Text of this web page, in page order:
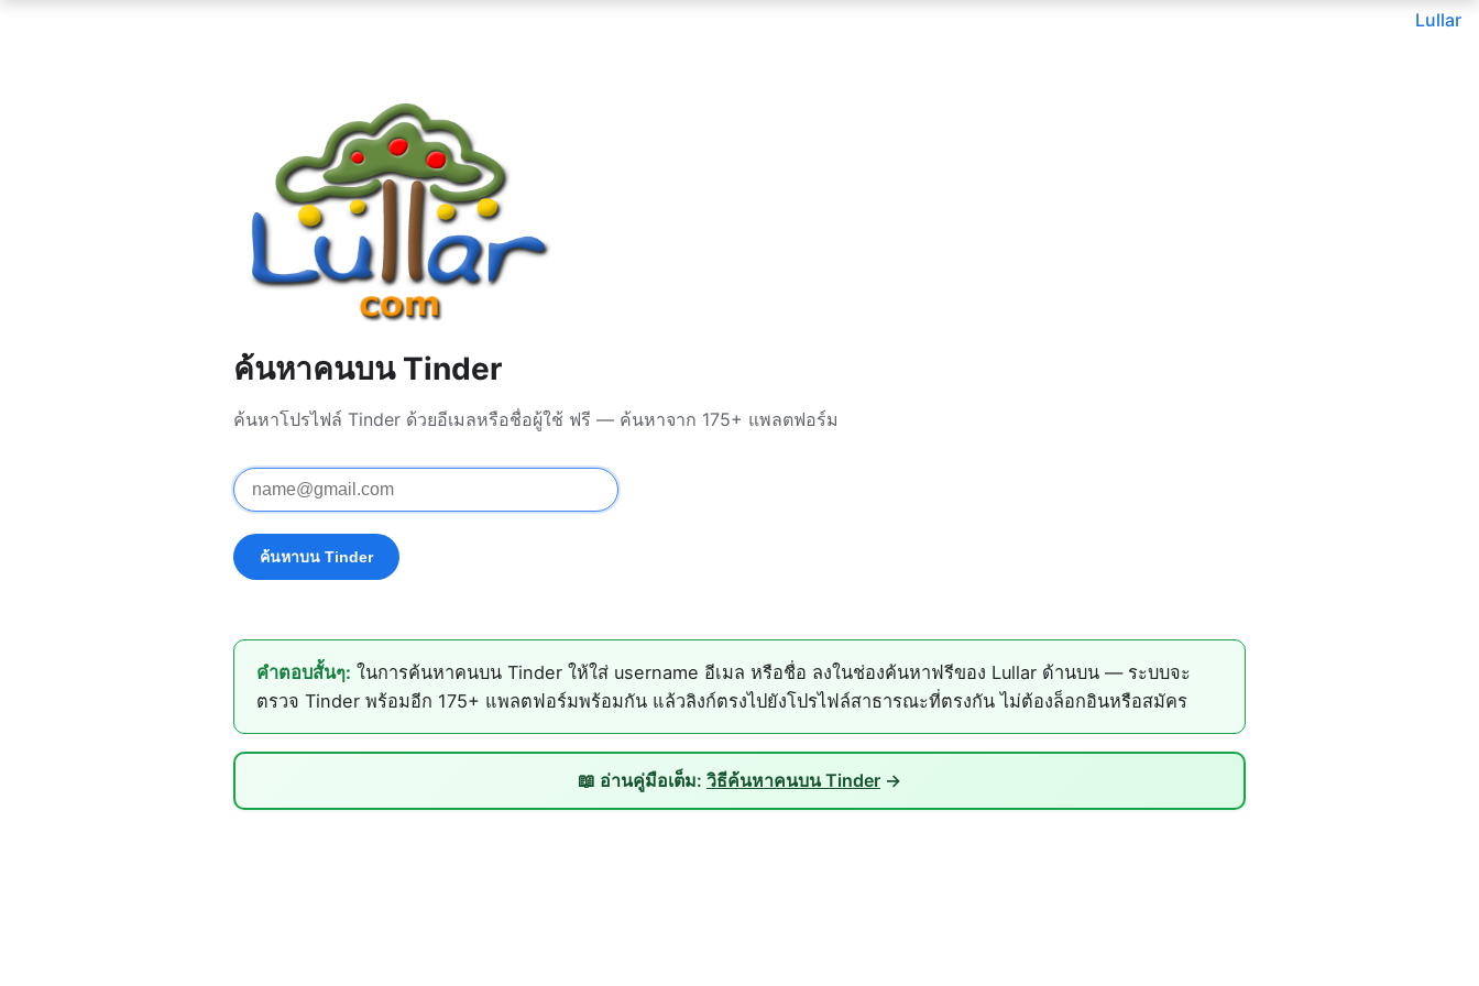
Lullar
ค้นหาคนบน Tinder
ค้นหาโปรไฟล์ Tinder ด้วยอีเมลหรือชื่อผู้ใช้ ฟรี — ค้นหาจาก 175+ แพลตฟอร์ม
คำตอบสั้นๆ: ในการค้นหาคนบน Tinder ให้ใส่ username อีเมล หรือชื่อ ลงในช่องค้นหาฟรีของ Lullar ด้านบน — ระบบจะ
ตรวจ Tinder พร้อมอีก 175+ แพลตฟอร์มพร้อมกัน แล้วลิงก์ตรงไปยังโปรไฟล์สาธารณะที่ตรงกัน ไม่ต้องล็อกอินหรือสมัคร
📖 อ่านคู่มือเต็ม: วิธีค้นหาคนบน Tinder →